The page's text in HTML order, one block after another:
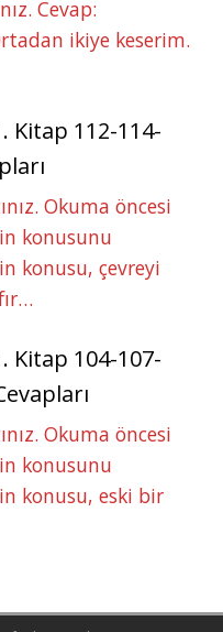
Cevap:
ikiye keserim.
Kitap 112-114-
Okuma öncesi
konusunu
konusu, çevreyi
Kitap 104-107-
Okuma öncesi
konusunu
konusu, eski bir